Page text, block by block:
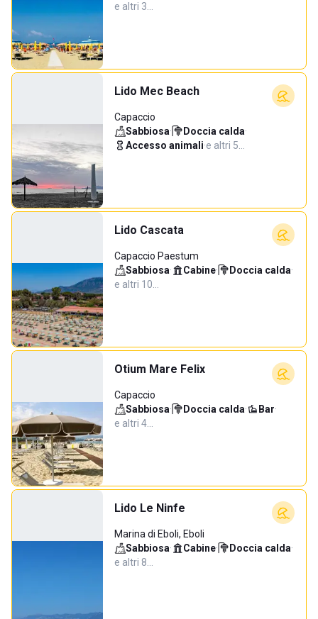
e altri 3…
Lido Mec Beach
Capaccio
Sabbiosa· Doccia calda·
Accesso animali·e altri 5…
Lido Cascata
Capaccio Paestum
Sabbiosa· Cabine· Doccia calda·
e altri 10…
Otium Mare Felix
Capaccio
Sabbiosa· Doccia calda· Bar·
e altri 4…
Lido Le Ninfe
Marina di Eboli, Eboli
Sabbiosa· Cabine· Doccia calda·
e altri 8…